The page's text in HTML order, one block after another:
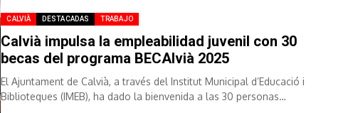
CALVIÀ DESTACADAS TRABAJO
Calvià impulsa la empleabilidad juvenil con 30
becas del programa BECAlvià 2025
El Ajuntament de Calvià, a través del Institut Municipal d’Educació i
Biblioteques (IMEB), ha dado la bienvenida a las 30 personas